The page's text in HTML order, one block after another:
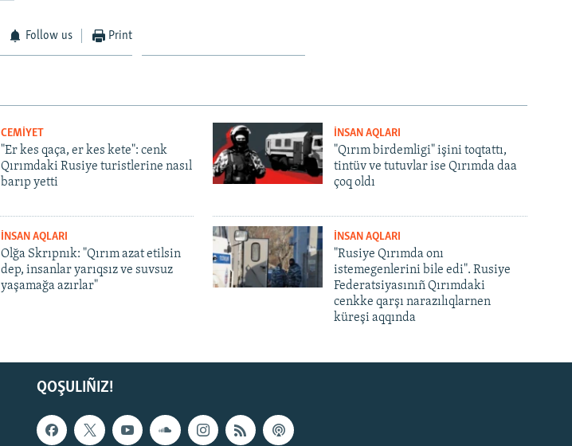
Follow us Print
CEMİYET
"Er kes qaça, er kes kete": cenk
Qırımdaki Rusiye turistlerine nasıl
barıp yetti
İNSAN AQLARI
"Qırım birdemligi" işini toqtattı,
tintüv ve tutuvlar ise Qırımda daa
çoq oldı
İNSAN AQLARI
Olğa Skrıpnık: "Qırım azat etilsin
dep, insanlar yarıqsız ve suvsuz
yaşamağa azırlar"
İNSAN AQLARI
"Rusiye Qırımda onı
istemegenlerini bile edi". Rusiye
Federatsiyasınıñ Qırımdaki
cenkke qarşı narazılıqlarnen
küreşi aqqında
QOŞULIÑIZ!